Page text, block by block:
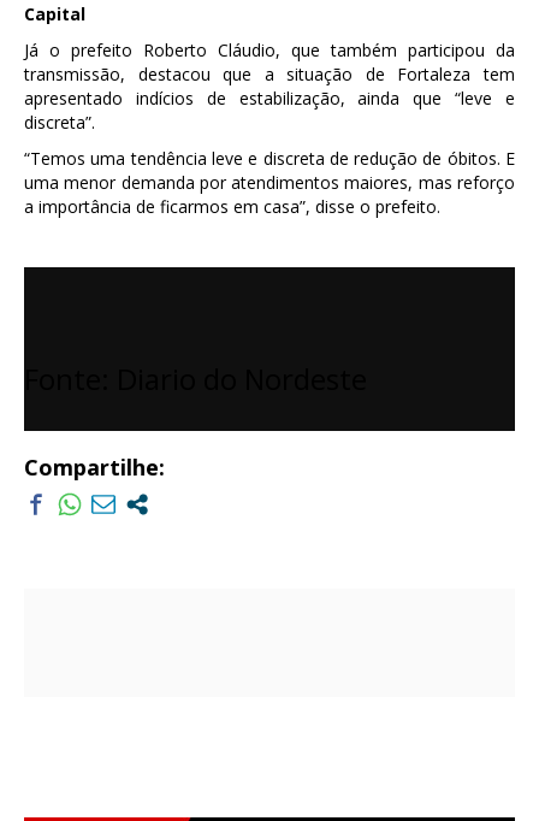
Capital
Já o prefeito Roberto Cláudio, que também participou da
transmissão, destacou que a situação de Fortaleza tem
apresentado indícios de estabilização, ainda que “leve e
discreta”.
“Temos uma tendência leve e discreta de redução de óbitos. E
uma menor demanda por atendimentos maiores, mas reforço
a importância de ficarmos em casa”, disse o prefeito.
Compartilhe: